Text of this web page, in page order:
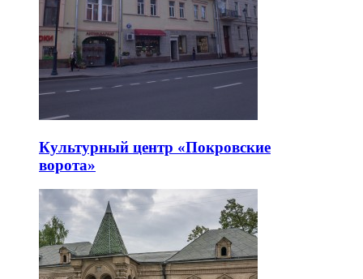
Культурный центр «Покровские
ворота»